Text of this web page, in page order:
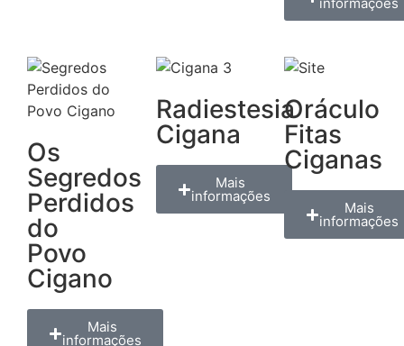
Os
Segredos
Perdidos
do
Povo
Cigano
Mais
informações
Radiestesia
Cigana
Mais
informações
Oráculo
Fitas
Ciganas
Mais
informações